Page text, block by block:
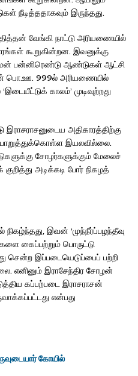
நீடித்ததாகவும் இருந்தது.
வேங்கி நாட்டு அரியணையில்
கூறுகின்றன. இவனுக்கு
பன்னிரெண்டு ஆண்டுகள் ஆட்சி
பொ.ஊ. 999ல் அரியணையில்
காலம்’ முடிவுற்றது
அதிகாரத்திற்கு
இயலவில்லை.
சோழர்களுக்கும் மேலைச்
அடிக்கடி போர் நிகழத்
நிகழ்ந்தது, இவன் ‘முந்நீர்ப்பழந்தீவு
கைப்பற்றும் பொருட்டு
சென்ற இப்படையெடுப்பைப் பற்றி
எனினும் இராசேந்திர சோழன்
கப்பற்படை இராசராசன்
என்பது
கோயில்